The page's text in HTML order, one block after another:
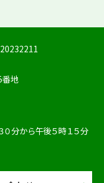
地
分から午後５時１５分